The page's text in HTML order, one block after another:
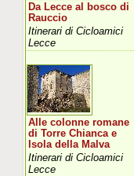
Da Lecce al bosco di
Rauccio
Itinerari di Cicloamici
Lecce
Alle colonne romane
di Torre Chianca e
Isola della Malva
Itinerari di Cicloamici
Lecce